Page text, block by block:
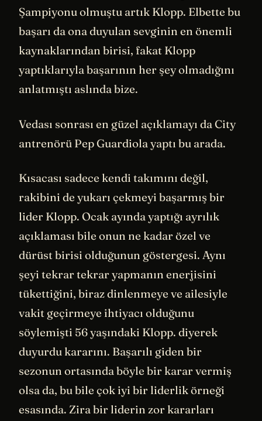
Şampiyonu olmuştu artık Klopp. Elbette bu
başarı da ona duyulan sevginin en önemli
kaynaklarından birisi, fakat Klopp
yaptıklarıyla başarının her şey olmadığını
anlatmıştı aslında bize.
Vedası sonrası en güzel açıklamayı da City
antrenörü Pep Guardiola yaptı bu arada.
Kısacası sadece kendi takımını değil,
rakibini de yukarı çekmeyi başarmış bir
lider Klopp. Ocak ayında yaptığı ayrılık
açıklaması bile onun ne kadar özel ve
dürüst birisi olduğunun göstergesi. Aynı
şeyi tekrar tekrar yapmanın enerjisini
tükettiğini, biraz dinlenmeye ve ailesiyle
vakit geçirmeye ihtiyacı olduğunu
söylemişti 56 yaşındaki Klopp. diyerek
duyurdu kararını. Başarılı giden bir
sezonun ortasında böyle bir karar vermiş
olsa da, bu bile çok iyi bir liderlik örneği
esasında. Zira bir liderin zor kararları